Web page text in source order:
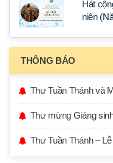
Hát
niên
THÔNG BÁO
Thư Tuần Thánh và
Thư mừng Giáng
Thư Tuần Thánh –